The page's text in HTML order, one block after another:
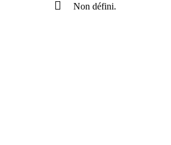
Non défini.